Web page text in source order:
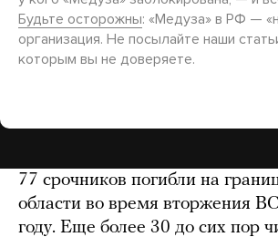
Будьте осторожны: «Медуза» в РФ —
организация. Не посылайте наши
которым вы не доверяете.
77 срочников погибли на
области во время вторжения
году. Еще более 30 до сих пор